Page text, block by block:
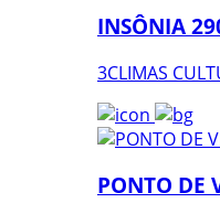
INSÔNIA
3CLIMAS
PONTO DE